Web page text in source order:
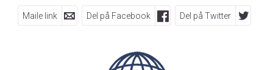
Maile link Del på Facebook Del på Twitter